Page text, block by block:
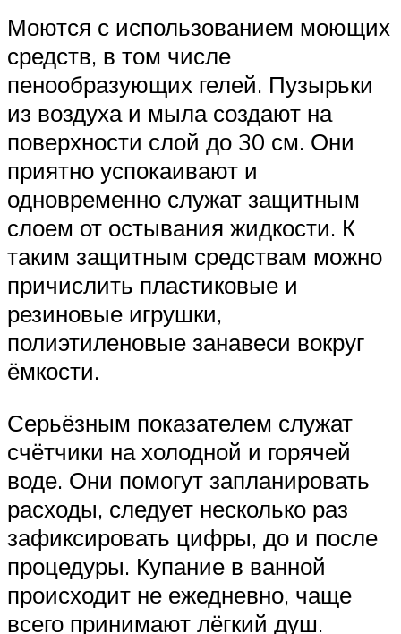
Моются с использованием моющих
средств, в том числе
пенообразующих гелей. Пузырьки
из воздуха и мыла создают на
поверхности слой до 30 см. Они
приятно успокаивают и
одновременно служат защитным
слоем от остывания жидкости. К
таким защитным средствам можно
причислить пластиковые и
резиновые игрушки,
полиэтиленовые занавеси вокруг
ёмкости.
Серьёзным показателем служат
счётчики на холодной и горячей
воде. Они помогут запланировать
расходы, следует несколько раз
зафиксировать цифры, до и после
процедуры. Купание в ванной
происходит не ежедневно, чаще
всего принимают лёгкий душ.